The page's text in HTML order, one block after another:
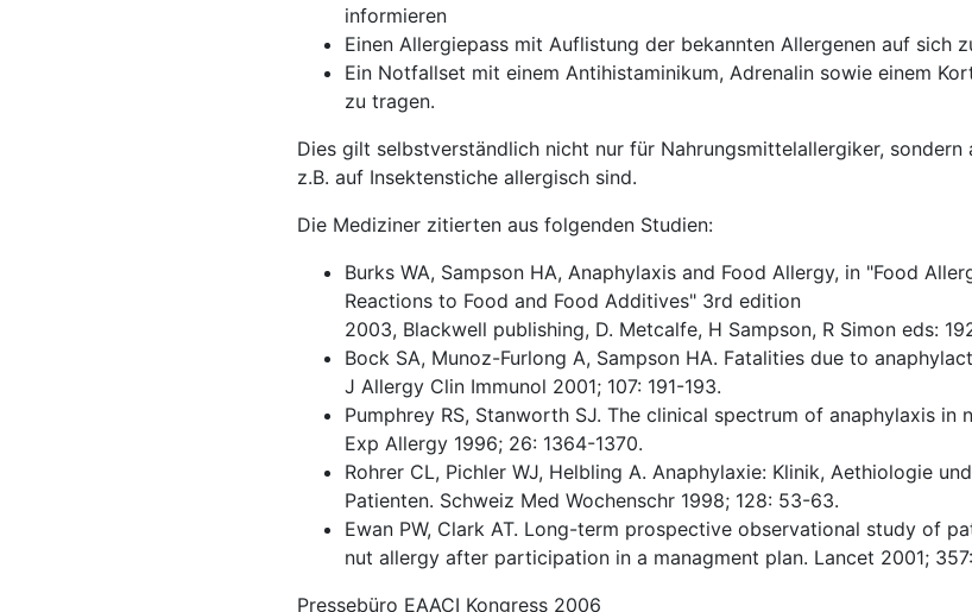
informieren
Einen Allergiepass mit Auflistung der bekannten Allergenen auf sich
Ein Notfallset mit einem Antihistaminikum, Adrenalin sowie einem
zu tragen.
Dies gilt selbstverständlich nicht nur für Nahrungsmittelallergiker, sondern
z.B. auf Insektenstiche allergisch sind.
Die Mediziner zitierten aus folgenden Studien:
Burks WA, Sampson HA, Anaphylaxis and Food Allergy, in "Food
Reactions to Food and Food Additives" 3rd edition
2003, Blackwell publishing, D. Metcalfe, H Sampson, R Simon eds:
Bock SA, Munoz-Furlong A, Sampson HA. Fatalities due to
J Allergy Clin Immunol 2001; 107: 191-193.
Pumphrey RS, Stanworth SJ. The clinical spectrum of anaphylaxis in
Exp Allergy 1996; 26: 1364-1370.
Rohrer CL, Pichler WJ, Helbling A. Anaphylaxie: Klinik, Aethiologie
Patienten. Schweiz Med Wochenschr 1998; 128: 53-63.
Ewan PW, Clark AT. Long-term prospective observational study of
nut allergy after participation in a managment plan. Lancet 2001; 357:
Pressebüro EAACI Kongress 2006